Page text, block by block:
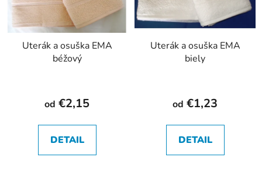
Uterák a osuška EMA
béžový
od €2,15
DETAIL
Uterák a osuška EMA
biely
od €1,23
DETAIL